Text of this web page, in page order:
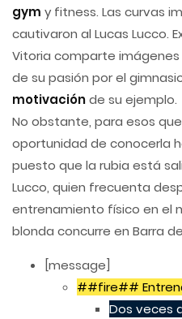
gym y fitness. Las curvas
cautivaron al Lucas Lucco.
Vitoria comparte
de su pasión por el
motivaciónde su ejemplo.
No obstante, para esos
oportunidad de conocerla
puesto que la rubia está
Lucco, quien frecuenta
entrenamiento físico en el
blonda concurre en Barra
[message]
##fire##
Dos veces